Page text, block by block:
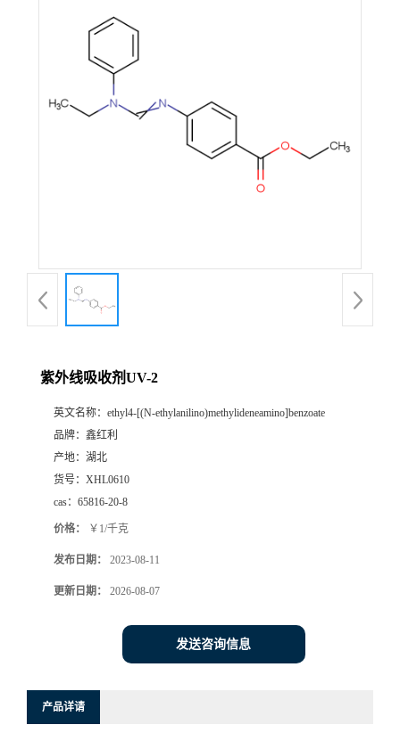
紫外线吸收剂UV-2
英文名称： ethyl4-[(N-ethylanilino)methylideneamino]benzoate
品牌： 鑫红利
产地： 湖北
货号： XHL0610
cas： 65816-20-8
价格： ￥1/千克
发布日期： 2023-08-11
更新日期： 2026-08-07
发送咨询信息
产品详请